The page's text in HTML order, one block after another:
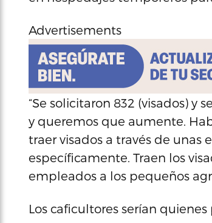
Advertisements
“Se solicitaron 832 (visados)
y queremos que aumente.
traer visados a través de unas
específicamente. Traen los
empleados a los pequeños
Los caficultores serían